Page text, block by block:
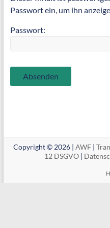
Passwort ein, um ihn
Passwort:
Copyright © 2026 |AWF |
12 DSGVO|